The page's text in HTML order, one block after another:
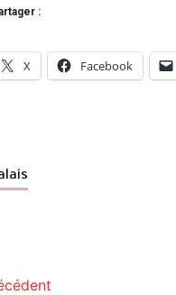
:
X Facebook